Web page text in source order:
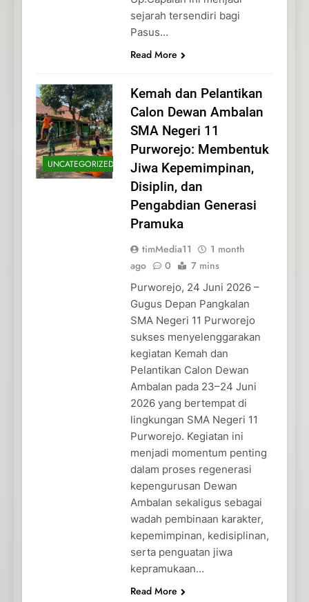
sejarah tersendiri bagi
Pasus…
Read More
UNCATEGORIZED
Kemah dan Pelantikan
Calon Dewan Ambalan
SMA Negeri 11
Purworejo: Membentuk
Jiwa Kepemimpinan,
Disiplin, dan
Pengabdian Generasi
Pramuka
timMedia11
1 month
ago
0 7 mins
Purworejo, 24 Juni 2026 –
Gugus Depan Pangkalan
SMA Negeri 11 Purworejo
sukses menyelenggarakan
kegiatan Kemah dan
Pelantikan Calon Dewan
Ambalan pada 23–24 Juni
2026 yang bertempat di
lingkungan SMA Negeri 11
Purworejo. Kegiatan ini
menjadi momentum penting
dalam proses regenerasi
kepengurusan Dewan
Ambalan sekaligus sebagai
wadah pembinaan karakter,
kepemimpinan, kedisiplinan,
serta penguatan jiwa
kepramukaan…
Read More